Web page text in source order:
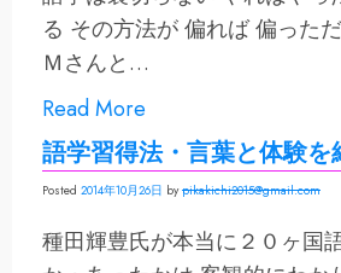
る その方法が 偏れば 偏った
Ｍさんと…
Read More
語学習得法・言葉と体験を
Posted 2014年10月26日 bypikakichi2015@gmail.com
種田輝豊氏が本当に２０ヶ国